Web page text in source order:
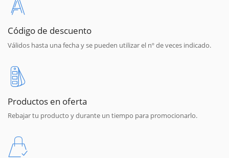
Código de descuento
Válidos hasta una fecha y se pueden utilizar el nº de veces indicado.
Productos en oferta
Rebajar tu producto y durante un tiempo para promocionarlo.